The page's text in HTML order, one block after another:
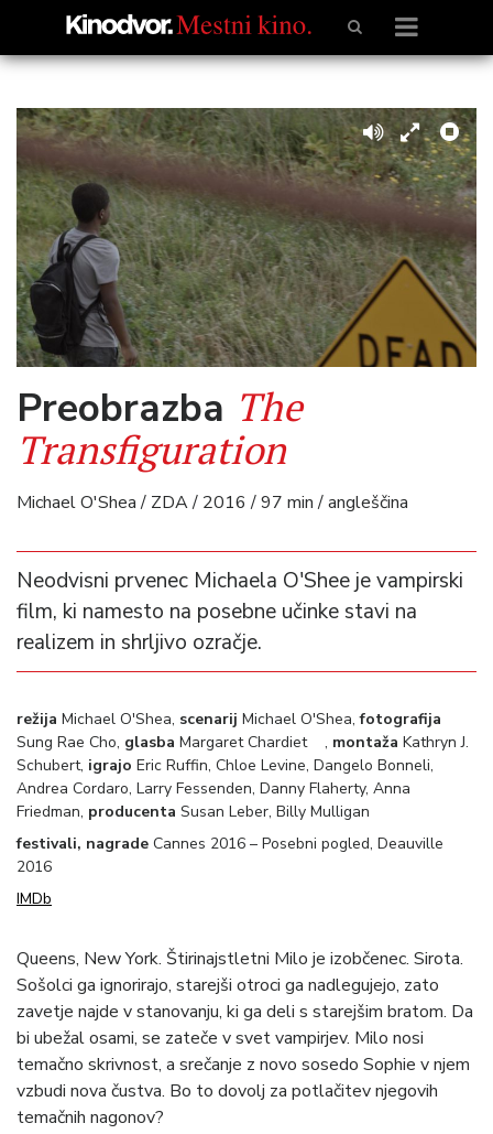
Preobrazba The
Transfiguration
Michael O'Shea / ZDA / 2016 / 97 min / angleščina
Neodvisni prvenec Michaela O'Shee je vampirski
film, ki namesto na posebne učinke stavi na
realizem in shrljivo ozračje.
režija Michael O'Shea, scenarij Michael O'Shea,fotografija
Sung Rae Cho, glasba Margaret Chardiet , montaža Kathryn J.
Schubert, igrajo Eric Ruffin, Chloe Levine, Dangelo Bonneli,
Andrea Cordaro, Larry Fessenden, Danny Flaherty, Anna
Friedman, producenta Susan Leber, Billy Mulligan
festivali, nagrade Cannes 2016 – Posebni pogled, Deauville
2016
IMDb
Queens, New York. Štirinajstletni Milo je izobčenec. Sirota.
Sošolci ga ignorirajo, starejši otroci ga nadlegujejo, zato
zavetje najde v stanovanju, ki ga deli s starejšim bratom. Da
bi ubežal osami, se zateče v svet vampirjev. Milo nosi
temačno skrivnost, a srečanje z novo sosedo Sophie v njem
vzbudi nova čustva. Bo to dovolj za potlačitev njegovih
temačnih nagonov?